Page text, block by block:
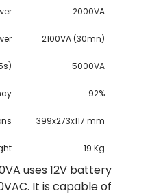
2000VA
2100VA (30mn)
5000VA
92%
399x273x117 mm
19 Kg
uses 12V battery
It is capable of